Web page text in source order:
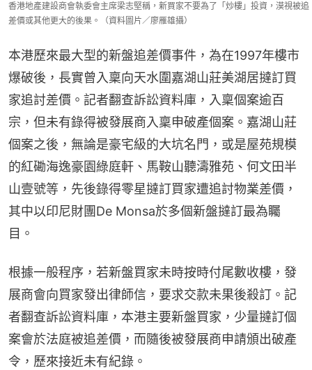
香港地產建設商會執委會主席梁志堅稱，新買家不要為了「炒樓」投資，漠視被追
差價或其他更大的後果。（資料圖片／廖雁雄攝）
本港歷來最大型的新盤追差價事件，為在1997年樓市
爆破後，長實曾入稟向天水圍嘉湖山莊美湖居撻訂買
家追討差價。記者翻查訴訟資料庫，入稟個案逾百
宗，但未有錄得被發展商入稟申破產個案。嘉湖山莊
個案之後，無論是豪宅級的大坑名門，或是屋苑規模
的紅磡海逸豪園綠庭軒、馬鞍山聽濤雅苑、何文田半
山壹號等，先後錄得零星撻訂買家遭追討物業差價，
其中以印尼財團De Monsa於多個新盤撻訂最為矚
目。
根據一般程序，若新盤買家未時按時付尾數收樓，發
展商會向買家發出律師信，要求交款未果後殺訂。記
者翻查訴訟資料庫，本港主要新盤買家，少量撻訂個
案會於法庭被追差價，而隨後被發展商申請頒出破產
令，歷來接近未有紀錄。